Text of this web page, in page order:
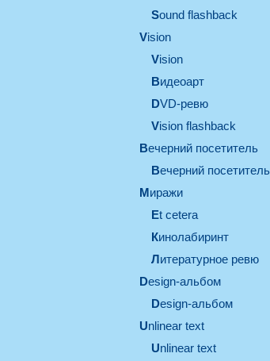
Sound flashback
vision
vision
видеоарт
DVD-ревю
Vision flashback
вечерний посетитель
вечерний посетитель
миражи
et cetera
кинолабиринт
литературное ревю
design-альбом
design-альбом
unlinear text
Unlinear text